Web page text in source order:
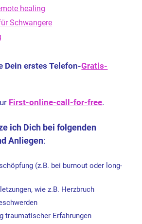
healing
Schwangere
Dein erstes Telefon-Gratis-
First-online-call-for-free.
ich Dich bei folgenden
Anliegen:
(z.B. bei burnout oder long-
wie z.B. Herzbruch
traumatischer Erfahrungen